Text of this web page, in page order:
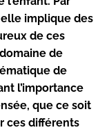
implique des
de ces
de
de
l’importance
que ce soit
ces différents